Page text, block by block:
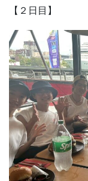
【２日目】